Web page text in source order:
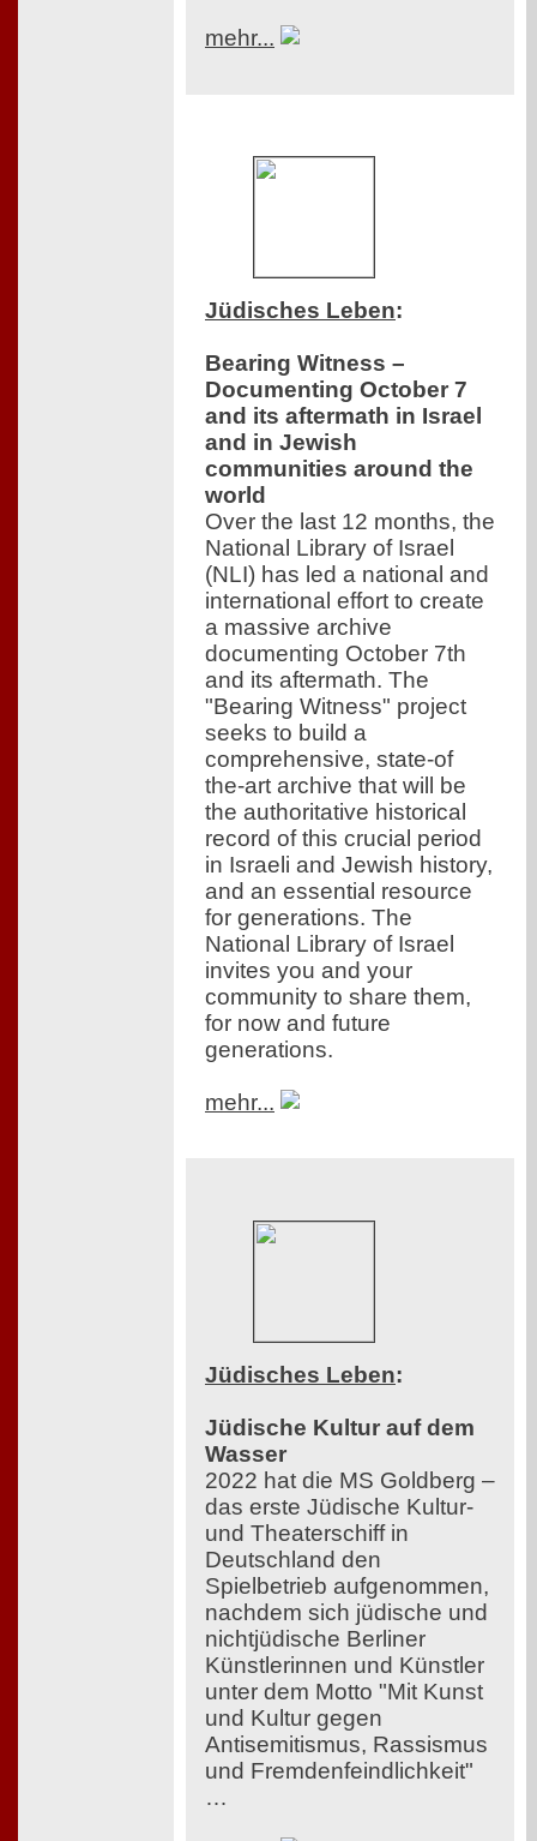
mehr...
Jüdisches Leben:
Bearing Witness –
Documenting October 7
and its aftermath in Israel
and in Jewish
communities around the
world
Over the last 12 months, the
National Library of Israel
(NLI) has led a national and
international effort to create
a massive archive
documenting October 7th
and its aftermath. The
"Bearing Witness" project
seeks to build a
comprehensive, state-of
the-art archive that will be
the authoritative historical
record of this crucial period
in Israeli and Jewish history,
and an essential resource
for generations. The
National Library of Israel
invites you and your
community to share them,
for now and future
generations.
mehr...
Jüdisches Leben:
Jüdische Kultur auf dem
Wasser
2022 hat die MS Goldberg –
das erste Jüdische Kultur-
und Theaterschiff in
Deutschland den
Spielbetrieb aufgenommen,
nachdem sich jüdische und
nichtjüdische Berliner
Künstlerinnen und Künstler
unter dem Motto "Mit Kunst
und Kultur gegen
Antisemitismus, Rassismus
und Fremdenfeindlichkeit"
…